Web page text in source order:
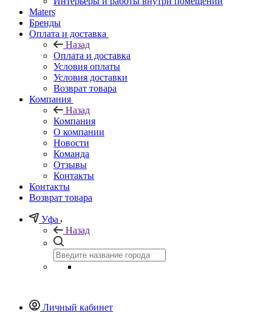
Maters
Бренды
Оплата и доставка
Назад
Оплата и доставка
Условия оплаты
Условия доставки
Возврат товара
Компания
Назад
Компания
О компании
Новости
Команда
Отзывы
Контакты
Контакты
Возврат товара
Уфа
Назад
Личный кабинет